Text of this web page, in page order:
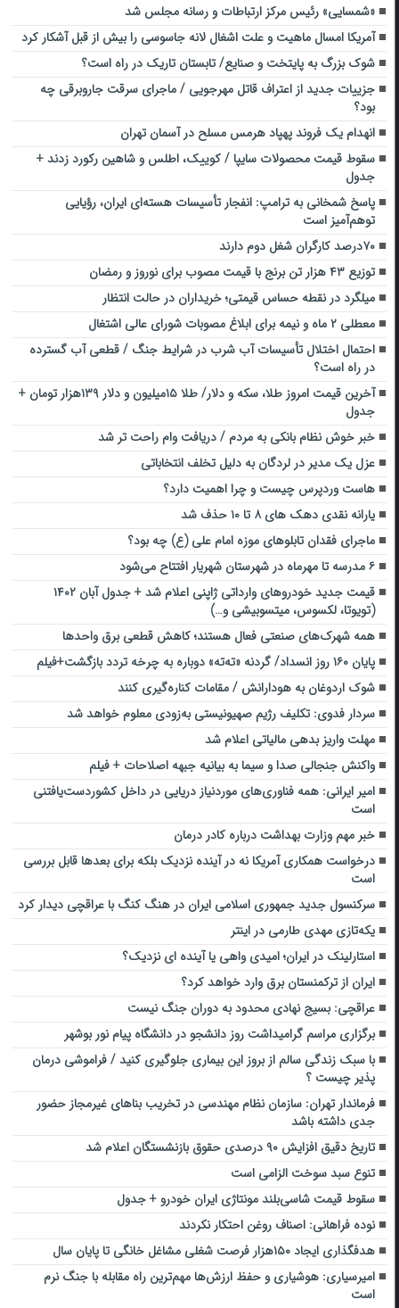
«شمسایی» رئیس مرکز ارتباطات و رسانه مجلس شد
آمریکا امسال ماهیت و علت اشغال لانه جاسوسی را بیش از قبل آشکار کرد
شوک بزرگ به پایتخت و صنایع/ تابستان تاریک در راه است؟
جزییات جدید از اعتراف قاتل مهرجویی / ماجرای سرقت جاروبرقی چه
بود؟
انهدام یک فروند پهپاد هرمس مسلح در آسمان تهران
سقوط قیمت محصولات سایپا / کوییک، اطلس و شاهین رکورد زدند +
جدول
پاسخ شمخانی به ترامپ: انفجار تأسیسات هسته‌ای ایران، رؤیایی
توهم‌آمیز است
۷۰درصد کارگران شغل دوم دارند
توزیع ۴۳ هزار تن برنج با قیمت مصوب برای نوروز و رمضان
میلگرد در نقطه حساس قیمتی؛ خریداران در حالت انتظار
معطلی ۲ ماه و نیمه برای ابلاغ مصوبات شورای عالی اشتغال
احتمال اختلال تأسیسات آب شرب در شرایط جنگ / قطعی آب گسترده
در راه است؟
آخرین قیمت امروز طلا، سکه و دلار/ طلا ۱۵میلیون و دلار ۱۳۹هزار تومان +
جدول
خبر خوش نظام بانکی به مردم / دریافت وام راحت تر شد
عزل یک مدیر در لردگان به دلیل تخلف انتخاباتی
هاست وردپرس چیست و چرا اهمیت دارد؟
یارانه نقدی دهک‌ های ۸ تا ۱۰ حذف شد
ماجرای فقدان تابلوهای موزه امام علی (ع) چه بود؟
۶ مدرسه تا مهرماه در شهرستان شهریار افتتاح می‌شود
قیمت جدید خودروهای وارداتی ژاپنی اعلام شد + جدول آبان ۱۴۰۲
(تویوتا، لکسوس، میتسوبیشی و…)
همه شهرک‌های صنعتی فعال هستند؛ کاهش قطعی برق واحدها
پایان ۱۶۰ روز انسداد/ گردنه «ته‌ته» دوباره به چرخه تردد بازگشت+فیلم
شوک اردوغان به هودارانش / مقامات کناره‌گیری کنند
سردار فدوی: تکلیف رژیم صهیونیستی به‌زودی معلوم خواهد شد
مهلت واریز بدهی مالیاتی اعلام شد
واکنش جنجالی صدا و سیما به بیانیه جبهه اصلاحات + فیلم
امیر ایرانی: همه فناوری‌های موردنیاز دریایی در داخل کشوردست‌یافتنی
است
خبر مهم وزارت بهداشت درباره کادر درمان
درخواست همکاری آمریکا نه در آینده نزدیک بلکه برای بعدها قابل بررسی
است
سرکنسول جدید جمهوری اسلامی ایران در هنگ کنگ با عراقچی دیدار کرد
یکه‌تازی مهدی طارمی در اینتر
استارلینک در ایران؛ امیدی واهی یا آینده ای نزدیک؟
ایران از ترکمنستان برق وارد خواهد کرد؟
عراقچی: بسیج نهادی محدود به دوران جنگ نیست
برگزاری مراسم گرامیداشت روز دانشجو در دانشگاه پیام نور بوشهر
با سبک زندگی سالم از بروز این بیماری جلوگیری کنید / فراموشی درمان
پذیر چیست ؟
فرماندار تهران: سازمان نظام مهندسی در تخریب بنا‌های غیرمجاز حضور
جدی داشته باشد
تاریخ دقیق افزایش ۹۰ درصدی حقوق بازنشستگان اعلام شد
تنوع سبد سوخت الزامی است
سقوط قیمت شاسی‌بلند مونتاژی ایران خودرو + جدول
نوده فراهانی: اصناف روغن احتکار نکردند
هدفگذاری ایجاد ۱۵۰هزار فرصت شغلی مشاغل خانگی تا پایان سال
امیرسیاری: هوشیاری و حفظ ارزش‌ها مهم‌ترین راه مقابله با جنگ نرم
است